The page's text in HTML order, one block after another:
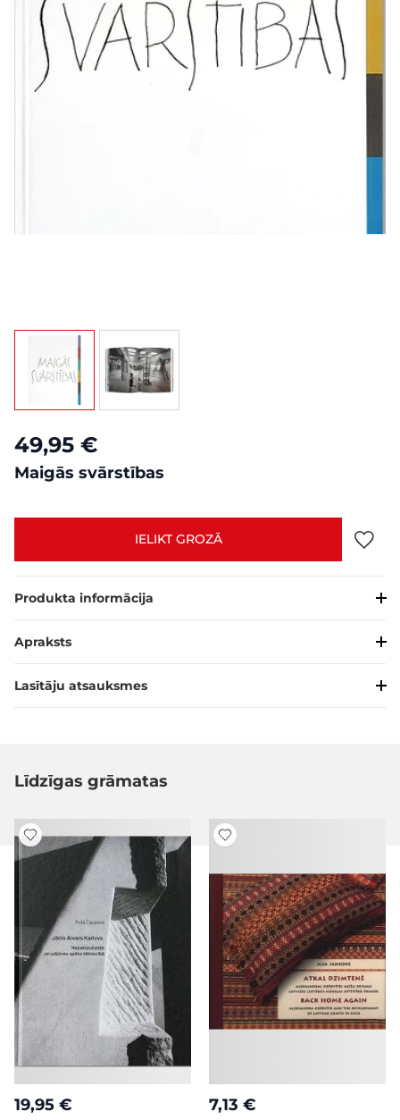
View larger imageView larger image
49,95 €
Maigās svārstības
IELIKT GROZĀ
Produkta informācija
Apraksts
Lasītāju atsauksmes
Līdzīgas grāmatas
19,95 € 7,13 €